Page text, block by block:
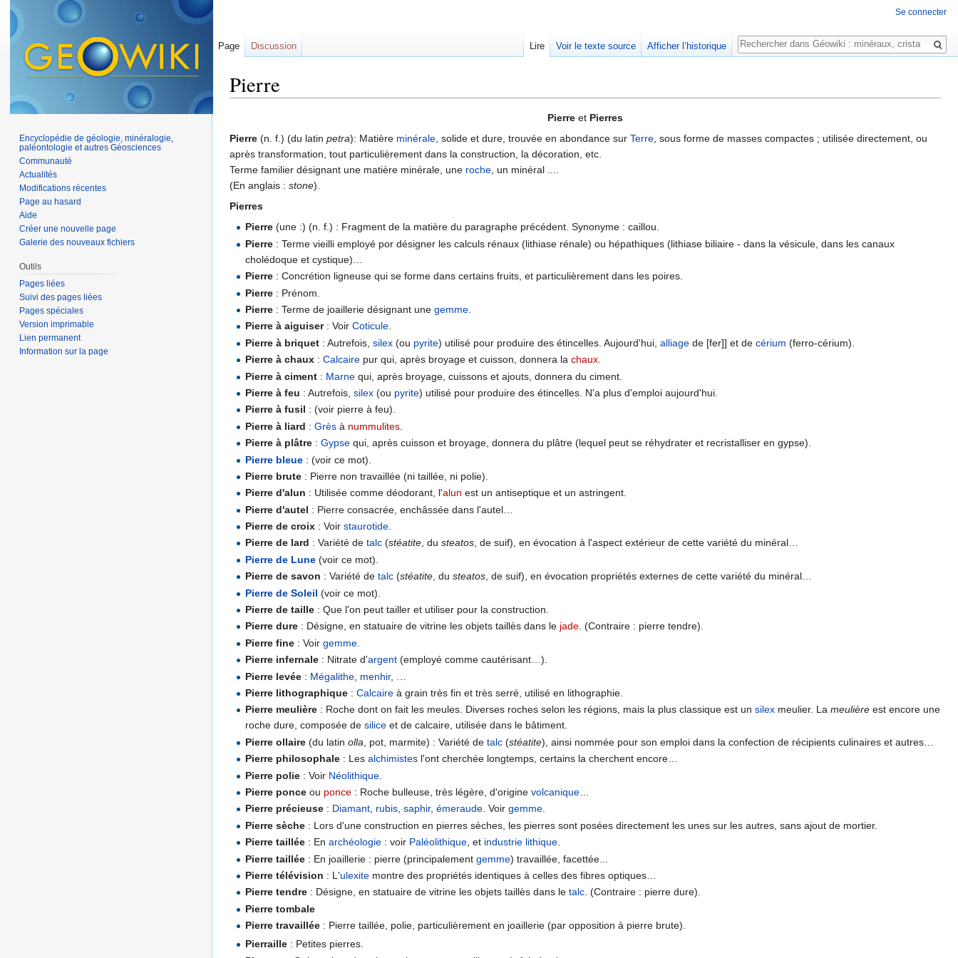
Pierre
Pierre et Pierres
Pierre (n. f.) (du latin petra): Matière minérale, solide et dure, trouvée en abondance sur Terre, sous forme de masses compactes ; utilisée directement, ou
après transformation, tout particulièrement dans la construction, la décoration, etc.
Terme familier désignant une matière minérale, une roche, un minéral ....
(En anglais : stone).
Pierres
Pierre (une :) (n. f.) : Fragment de la matière du paragraphe précédent. Synonyme : caillou.
Pierre : Terme vieilli employé por désigner les calculs rénaux (lithiase rénale) ou hépathiques (lithiase biliaire - dans la vésicule, dans les canaux
cholédoque et cystique)…
Pierre : Concrétion ligneuse qui se forme dans certains fruits, et particulièrement dans les poires.
Pierre : Prénom.
Pierre : Terme de joaillerie désignant unegemme
Pierre à aiguiser: VoirCoticule.
Pierre à briquet : Autrefois,silex (ou pyrite) utilisé pour produire des étincelles. Aujourd'hui,alliage de [fer]] et decérium (ferro-cérium).
Pierre à chaux :Calcaire pur qui, après broyage et cuisson, donnera lachaux
Pierre à ciment : Marne qui, après broyage, cuissons et ajouts, donnera du ciment.
Pierre à feu : Autrefois,silex (ou pyrite) utilisé pour produire des étincelles. N'a plus d'emploi aujourd'hui.
Pierre à fusil : (voir pierre à feu).
Pierre à liard :Grès à nummulites
Pierre à plâtre :Gypse qui, après cuisson et broyage, donnera du plâtre (lequel peut se réhydrater et recristalliser en gypse).
Pierre bleue : (voir ce mot).
Pierre brute : Pierre non travaillée (ni taillée, ni polie).
Pierre d'alun : Utilisée comme déodorant, l'alun est un antiseptique et un astringent.
Pierre d'autel : Pierre consacrée, enchâssée dans l'autel…
Pierre de croix : Voirstaurotide
Pierre de lard : Variété detalc (stéatite, dusteatos, de suif), en évocation à l'aspect extérieur de cette variété du minéral…
Pierre de Lune (voir ce mot).
Pierre de savon : Variété detalc (stéatite, dusteatos, de suif), en évocation propriétés externes de cette variété du minéral…
Pierre de Soleil (voir ce mot).
Pierre de taille : Que l'on peut tailler et utiliser pour la construction.
Pierre dure : Désigne, en statuaire de vitrine les objets taillès dans le jade. (Contraire : pierre tendre).
Pierre fine : Voirgemme
Pierre infernale : Nitrate d'argent (employé comme cautérisant…).
Pierre levée : Mégalithe menhir, …
Pierre lithographique :Calcaire à grain très fin et très serré, utilisé en lithographie.
Pierre meulière : Roche dont on fait les meules. Diverses roches selon les régions, mais la plus classique est unsilex meulier. Lameulière est encore une
roche dure, composée desilice et de calcaire, utilisée dans le bâtiment.
Pierre ollaire (du latinolla , pot, marmite) : Variété detalc (stéatite), ainsi nommée pour son emploi dans la confection de récipients culinaires et autres…
Pierre philosophale : Lesalchimistes l'ont cherchée longtemps, certains la cherchent encore…
Pierre polie : Voir Néolithique
Pierre ponce ou ponce : Roche bulleuse, très légère, d'originevolcanique
Pierre précieuse : Diamant, rubis,saphir,émeraude. Voirgemme.
Pierre sèche : Lors d'une construction en pierres sèches, les pierres sont posées directement les unes sur les autres, sans ajout de mortier.
Pierre taillée : Enarchéologie : voir Paléolithique , et industrie lithique
Pierre taillée : En joaillerie : pierre (principalementgemme) travaillée, facettée...
Pierre télévision : L'ulexite montre des propriétés identiques à celles des fibres optiques…
Pierre tendre : Désigne, en statuaire de vitrine les objets taillès dans letalc. (Contraire : pierre dure).
Pierre tombale
Pierre travaillée : Pierre taillée, polie, particulièrement en joaillerie (par opposition à pierre brute).
Pierraille : Petites pierres.
Se connecter
Page Discussion Lire Voir le texte source Afficher l’historique
Rechercher
Encyclopédie de géologie, minéralogie,
paléontologie et autres Géosciences
Communauté
Actualités
Modifications récentes
Page au hasard
Aide
Créer une nouvelle page
Galerie des nouveaux fichiers
Outils
Pages liées
Suivi des pages liées
Pages spéciales
Version imprimable
Lien permanent
Information sur la page